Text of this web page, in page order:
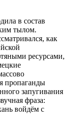
в состав
тылом.
как
ресурсами,
пропаганды
запугивания
фраза:
войдём с